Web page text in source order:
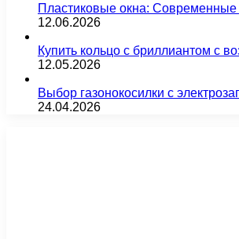
Пластиковые окна:
12.06.2026
Купить кольцо с бриллиантом с
12.05.2026
Выбор газонокосилки с
24.04.2026